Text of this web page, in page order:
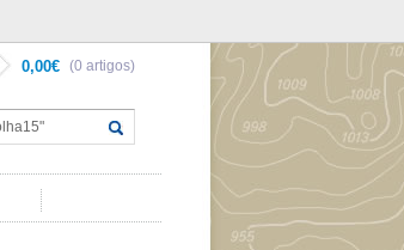
(0 artigos)
0,00€